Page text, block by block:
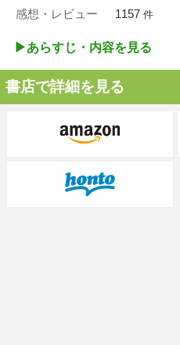
感想・レビュー 1157 件
▶︎あらすじ・内容を見る
書店で詳細を見る